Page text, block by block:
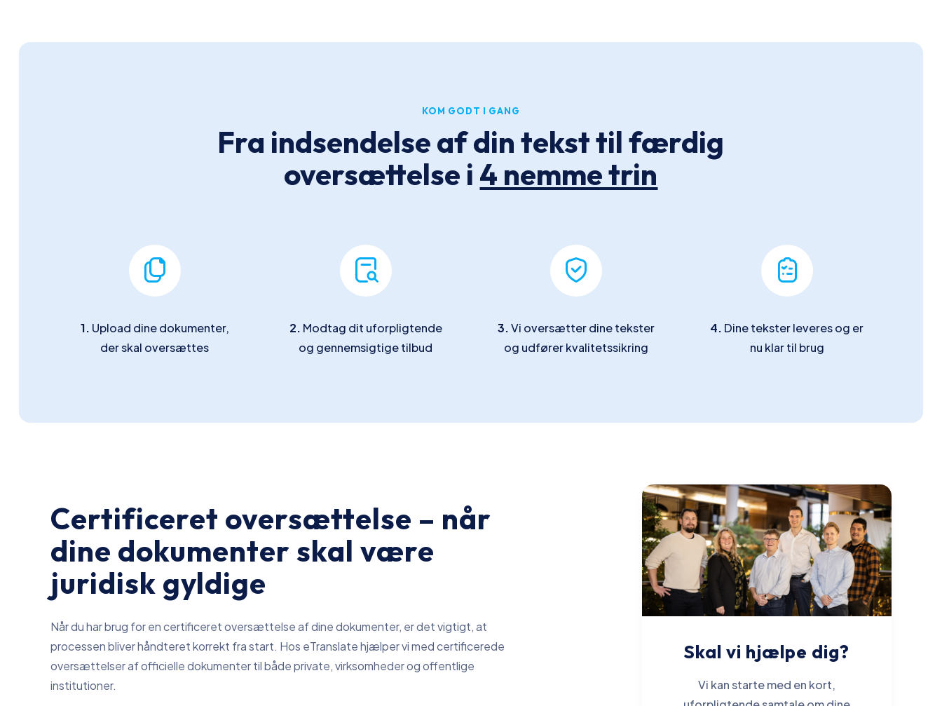
KOM GODT I GANG
Fra indsendelse af din tekst til færdig
oversættelse i 4 nemme trin
1. Upload dine dokumenter,
der skal oversættes
2. Modtag dit uforpligtende
og gennemsigtige tilbud
3.Vi oversætter dine tekster
og udfører kvalitetssikring
4. Dine tekster leveres og er
nu klar til brug
Certificeret oversættelse – når
dine dokumenter skal være
juridisk gyldige
Når du har brug for en certificeret oversættelse af dine dokumenter, er det vigtigt, at
processen bliver håndteret korrekt fra start. Hos eTranslate hjælper vi med certificerede
oversættelser af officielle dokumenter til både private, virksomheder og offentlige
institutioner.
Skal vi hjælpe dig?
Vi kan starte med en kort,